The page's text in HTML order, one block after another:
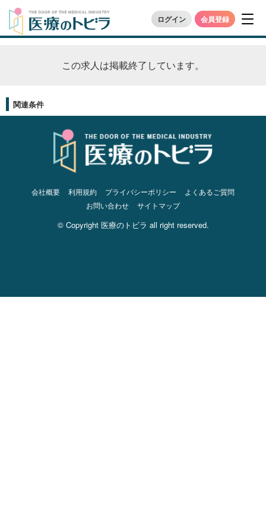
ログイン 会員登録
この求人は掲載終了しています。
関連条件
会社概要 利用規約 プライバシーポリシー
よくあるご質問
お問い合わせ
サイトマップ
© Copyright 医療のトビラ all right reserved.